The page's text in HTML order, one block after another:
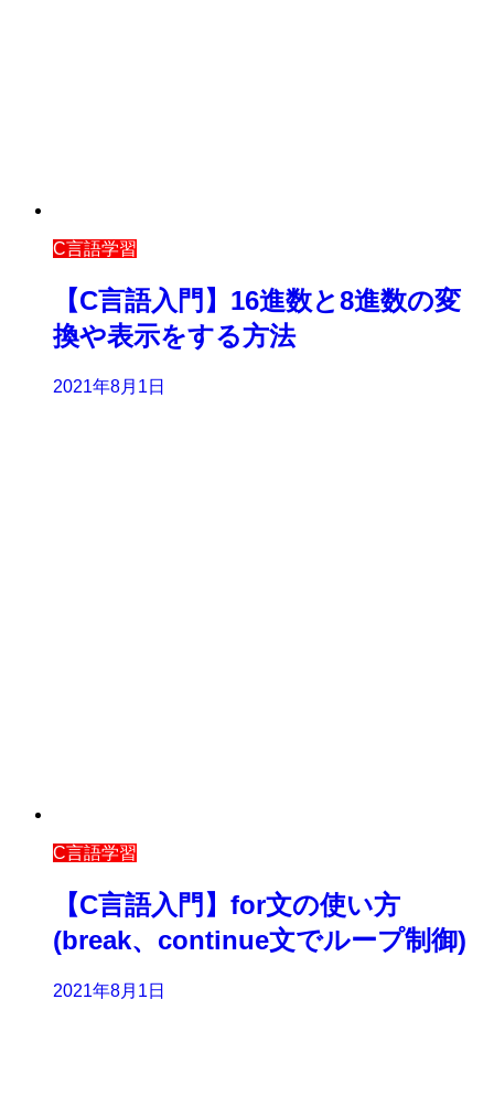
C言語学習
【C言語入門】16進数と8進数の変
換や表示をする方法
2021年8月1日
C言語学習
【C言語入門】for文の使い方
(break、continue文でループ制御)
2021年8月1日